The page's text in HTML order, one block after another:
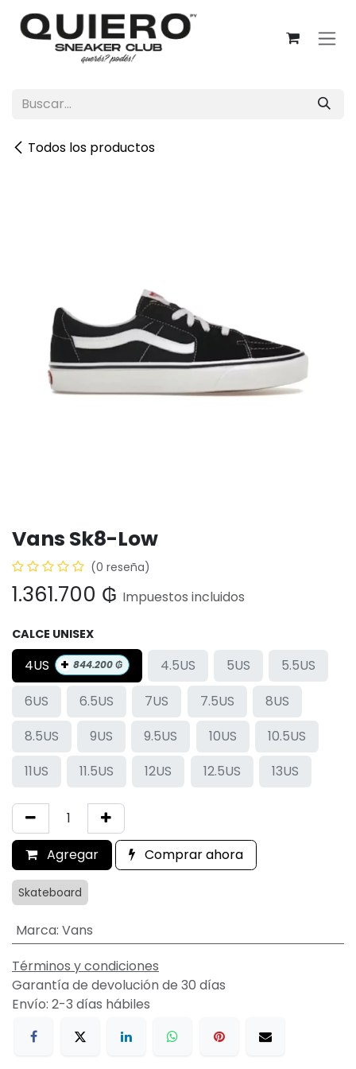
Ir al contenido
Todos los productos
Vans Sk8-Low
(0 reseña)
1.361.700 ₲ Impuestos incluidos
CALCE UNISEX
4US + 844.200₲ 4.5US 5US
5.5US
6US
6.5US 7US 7.5US
8US
8.5US
9US 9.5US 10US
10.5US
11US
11.5US 12US 12.5US 13US
Agregar Comprar ahora
Skateboard
Marca: Vans
Términos y condiciones
Garantía de devolución de 30 días
Envío: 2-3 días hábiles